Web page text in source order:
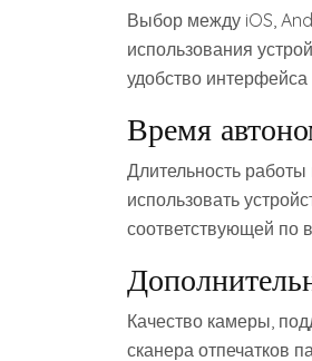
Выбор между iOS,
использования
удобство
Время
Длительность
использовать
соответствующей по
Качество камеры,
сканера отпечатков